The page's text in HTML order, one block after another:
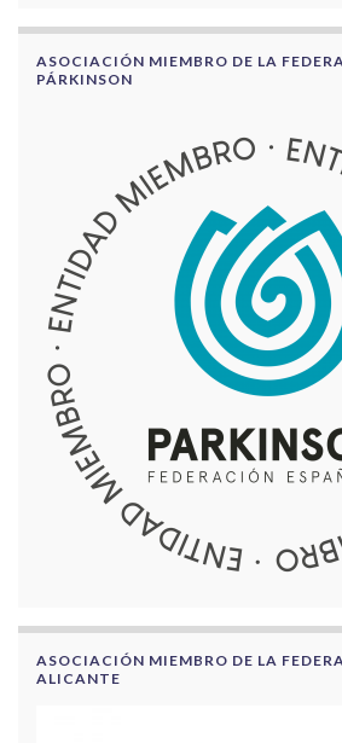
ASOCIACIÓN MIEMBRO DE LA
PÁRKINSON
ASOCIACIÓN MIEMBRO DE LA
ALICANTE